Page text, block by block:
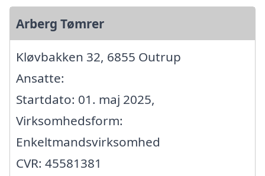
Arberg Tømrer
Kløvbakken 32, 6855 Outrup
Ansatte:
Startdato: 01. maj 2025,
Virksomhedsform:
Enkeltmandsvirksomhed
CVR: 45581381